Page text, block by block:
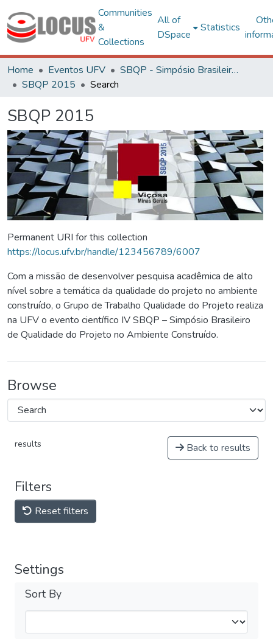
Communities
&
Collections
All of
DSpace
Statistics
Home Eventos UFV
SBQP - Simpósio Brasileiro de Qualidade do Projeto no Ambiente Construído
SBQP 2015
Search
SBQP 2015
Permanent URI for this collection
https://locus.ufv.br/handle/123456789/6007
Com a missão de desenvolver pesquisa acadêmica de alto
nível sobre a temática da qualidade do projeto no ambiente
construído, o Grupo de Trabalho Qualidade do Projeto realiza
na UFV o evento científico IV SBQP – Simpósio Brasileiro
de Qualidade do Projeto no Ambiente Construído.
Browse
results Back to results
Filters
Reset filters
Settings
Sort By